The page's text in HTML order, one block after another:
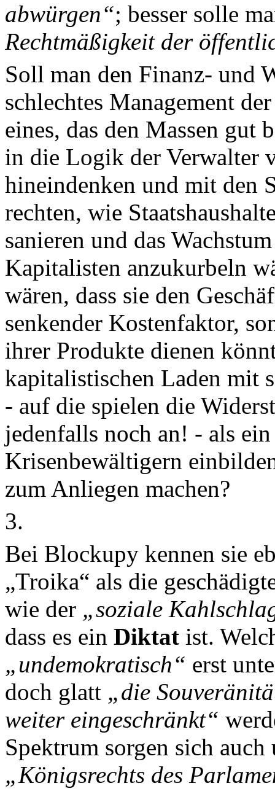
abwürgen“; besser solle
Rechtmäßigkeit der
Soll man den Finanz- und
schlechtes Management
eines, das den Massen gut
in die Logik der Verwalter
hineindenken und mit den
rechten, wie
sanieren und das
Kapitalisten anzukurbeln
wären, dass sie den
senkender Kostenfaktor,
ihrer Produkte dienen
kapitalistischen Laden mit
- auf die spielen die
jedenfalls noch an! - als
Krisenbewältigern
zum Anliegen machen?
3.
Bei Blockupy kennen sie
„Troika“ als die
wie der „soziale
dass es ein Diktat ist.
„undemokratisch“ erst
doch glatt „die
weiter eingeschränkt“
Spektrum sorgen sich
„Königsrechts des